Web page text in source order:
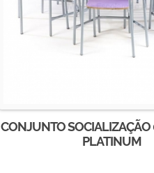
CONJUNTO
PLATINUM